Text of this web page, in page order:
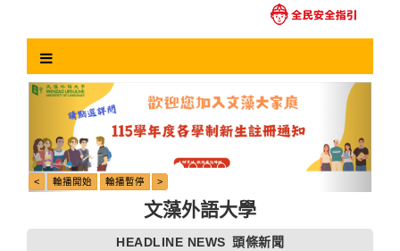
Previous Next
文藻外語大學
HEADLINE NEWS 頭條新聞